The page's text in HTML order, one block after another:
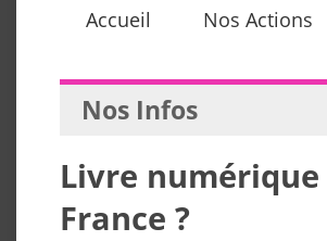
Accueil Nos Actions
Nos Infos
Livre numérique
France ?